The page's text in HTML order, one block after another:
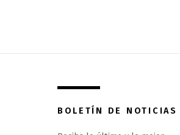
BOLETÍN DE NOTICIAS